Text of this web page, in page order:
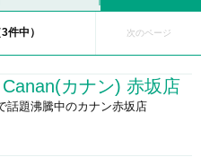
件中） 次のページ
カナン) 赤坂店
話題沸騰中のカナン赤坂店